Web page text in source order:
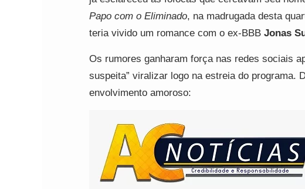
Papo com o Eliminado, na madrugada desta
teria vivido um romance com o ex-BBB Jonas
Os rumores ganharam força nas redes sociais
suspeita” viralizar logo na estreia do programa.
envolvimento amoroso: